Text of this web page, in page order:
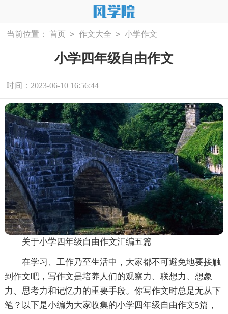
当前位置： 首页 > 作文大全 > 小学作文
小学四年级自由作文
时间：2023-06-10 16:56:44
关于小学四年级自由作文汇编五篇
在学习、工作乃至生活中，大家都不可避免地要接触
到作文吧，写作文是培养人们的观察力、联想力、想象
力、思考力和记忆力的重要手段。你写作文时总是无从下
笔？以下是小编为大家收集的小学四年级自由作文5篇，